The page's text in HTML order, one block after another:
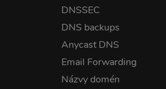
DNSSEC
DNS backups
Anycast DNS
Email Forwarding
Názvy domén